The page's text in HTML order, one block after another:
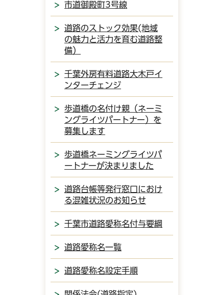
市道御殿町3号線
道路のストック効果(地域
の魅力と活力を育む道路整
備）
千葉外房有料道路大木戸イ
ンターチェンジ
歩道橋の名付け親（ネーミ
ングライツパートナー）を
募集します
歩道橋ネーミングライツパ
ートナーが決まりました
道路台帳等発行窓口におけ
る混雑状況のお知らせ
千葉市道路愛称名付与要綱
道路愛称名一覧
道路愛称名設定手順